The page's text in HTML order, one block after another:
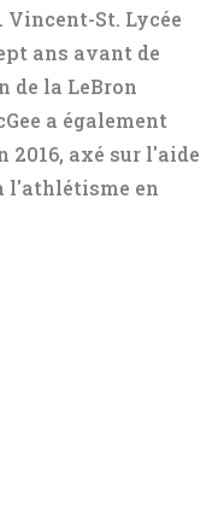
St. Lycée
ans avant de
de la LeBron
a également
2016, axé sur l'aide
l'athlétisme en